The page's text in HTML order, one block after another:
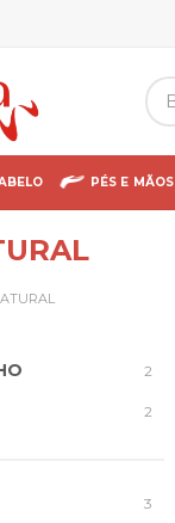
PÉS E MÃOS
2
2
3